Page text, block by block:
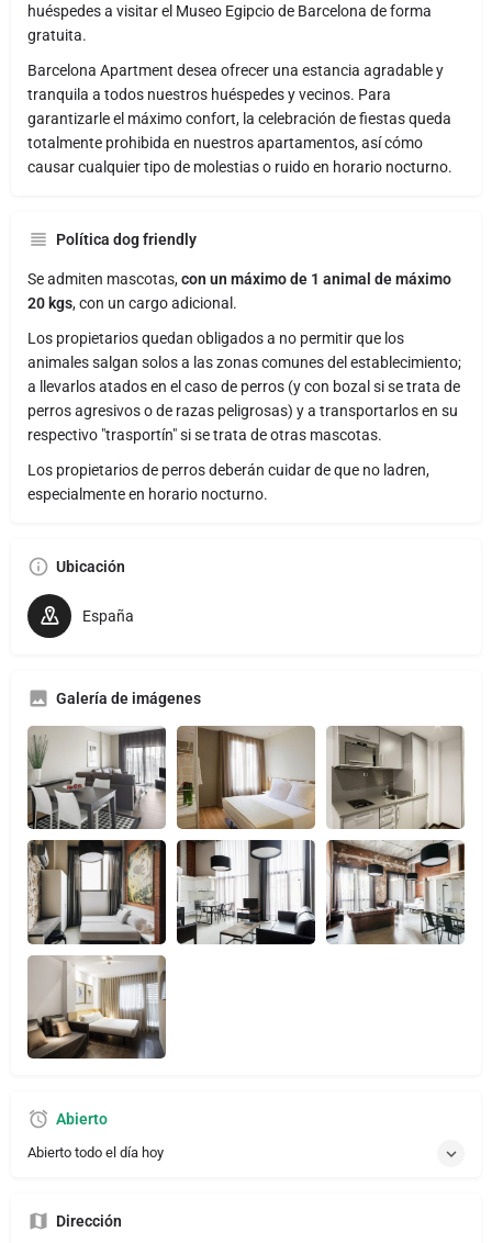
huéspedes a visitar el Museo Egipcio de Barcelona de forma
gratuita.
Barcelona Apartment desea ofrecer una estancia agradable y
tranquila a todos nuestros huéspedes y vecinos. Para
garantizarle el máximo confort, la celebración de fiestas queda
totalmente prohibida en nuestros apartamentos, así cómo
causar cualquier tipo de molestias o ruido en horario nocturno.
Política dog friendly
Se admiten mascotas,con un máximo de 1 animal de máximo
20 kgs, con un cargo adicional.
Los propietarios quedan obligados a no permitir que los
animales salgan solos a las zonas comunes del establecimiento;
a llevarlos atados en el caso de perros (y con bozal si se trata de
perros agresivos o de razas peligrosas) y a transportarlos en su
respectivo "trasportín" si se trata de otras mascotas.
Los propietarios de perros deberán cuidar de que no ladren,
especialmente en horario nocturno.
Ubicación
España
Galería de imágenes
Abierto
Abierto todo el día hoy
Dirección